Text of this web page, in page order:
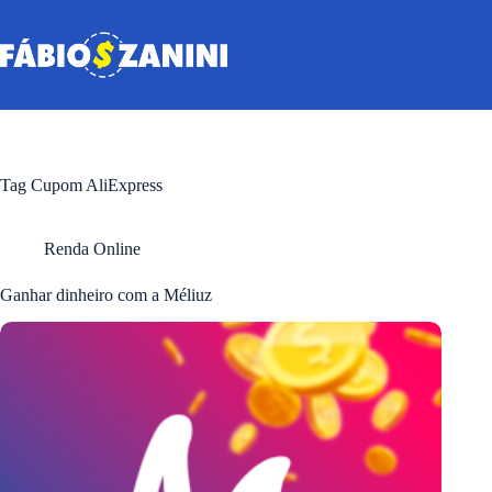
o
conteúdo
Tag Cupom AliExpress
Renda Online
Ganhar dinheiro com a Méliuz